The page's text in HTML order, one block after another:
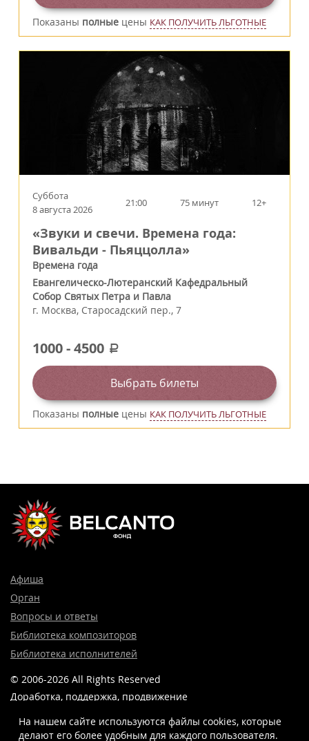
Показаны полные цены КАК ПОЛУЧИТЬ ЛЬГОТНЫЕ
Суббота
8 августа 2026
21:00 75 минут 12+
«Звуки и свечи. Времена года:
Вивальди - Пьяццолла»
Времена года
Евангелическо-Лютеранский Кафедральный
Собор Святых Петра и Павла
г. Москва, Старосадский пер., 7
1000-4500 a
Выбрать билеты
Показаны полные цены КАК ПОЛУЧИТЬ ЛЬГОТНЫЕ
Афиша
Орган
Вопросы и ответы
Библиотека композиторов
Библиотека исполнителей
© 2006-2026 All Rights Reserved
Доработка, поддержка, продвижение
На нашем сайте используются файлы cookies, которые
делают его более удобным для каждого пользователя.